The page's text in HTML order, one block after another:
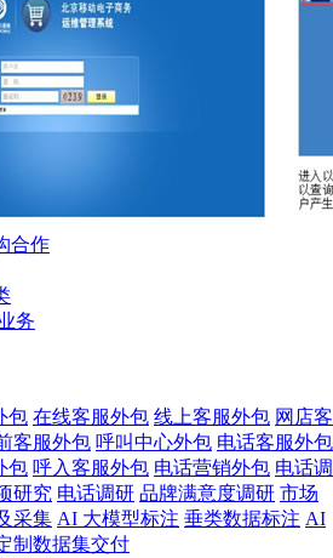
合作
务
包 在线客服外包 线上客服外包 网店客
客服外包 呼叫中心外包 电话客服外包
包 呼入客服外包 电话营销外包 电话调
研究 电话调研 品牌满意度调研 市场
采集 AI 大模型标注 垂类数据标注 AI
制数据集交付